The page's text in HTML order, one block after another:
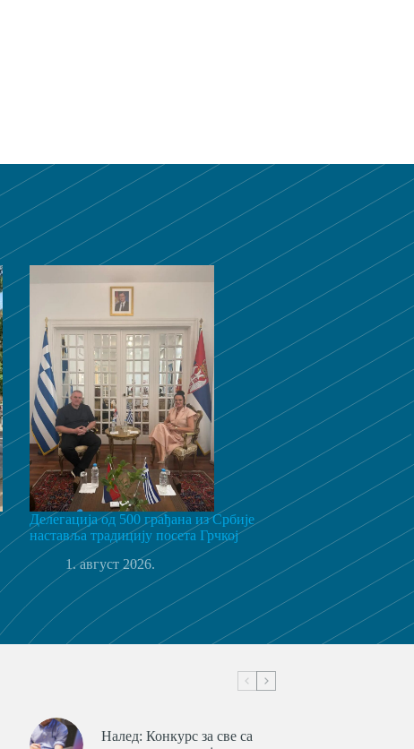
Делегација од 500 грађана из Србије
наставља традицију посета Грчкој
1. август 2026.
Налед: Конкурс за све са